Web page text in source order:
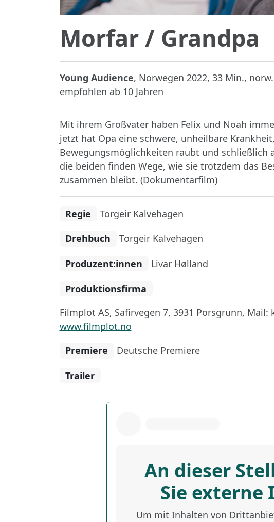
Morfar / Grandpa
Young Audience, Norwegen 2022, 33 Min.,
empfohlen ab 10 Jahren
Mit ihrem Großvater haben Felix und Noah
jetzt hat Opa eine schwere, unheilbare
Bewegungsmöglichkeiten raubt und schließlich
die beiden finden Wege, wie sie trotzdem das
zusammen bleibt. (Dokumentarfilm)
Regie Torgeir Kalvehagen
Drehbuch Torgeir Kalvehagen
Produzent:innen Livar Hølland
Produktionsfirma
Filmplot AS, Safirvegen 7, 3931 Porsgrunn,
www.filmplot.no
Premiere
Deutsche Premiere
Trailer
An dieser
Sie externe
Um mit Inhalten von